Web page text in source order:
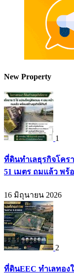
New Property
1
ที่ดินทำเลธุรกิจโคร
51 เมตร ถมแล้ว พ
16 มิถุนายน 2026
2
ที่ดินEEC ทำเลทอ